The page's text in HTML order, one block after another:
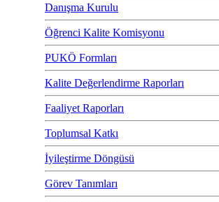
Danışma Kurulu
Öğrenci Kalite Komisyonu
PUKÖ Formları
Kalite Değerlendirme Raporları
Faaliyet Raporları
Toplumsal Katkı
İyileştirme Döngüsü
Görev Tanımları